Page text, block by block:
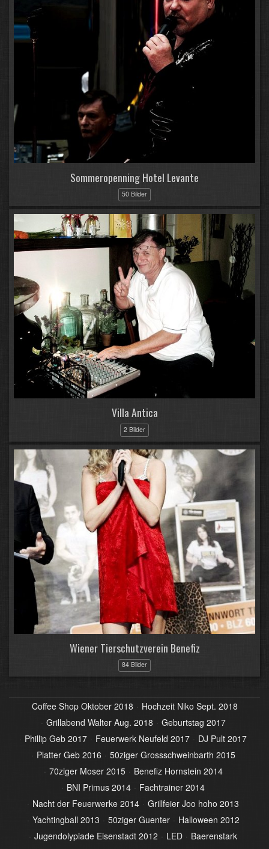
Sommeropenning Hotel Levante
50 Bilder
Villa Antica
2 Bilder
Wiener Tierschutzverein Benefiz
84 Bilder
Coffee Shop Oktober 2018
Hochzeit Niko Sept. 2018
Grillabend Walter Aug. 2018
Geburtstag 2017
Phillip Geb 2017
Feuerwerk Neufeld 2017
DJ Pult 2017
Platter Geb 2016
50ziger Grossschweinbarth 2015
70ziger Moser 2015
Benefiz Hornstein 2014
BNI Primus 2014
Fachtrainer 2014
Nacht der Feuerwerke 2014
Grillfeier Joo hoho 2013
Yachtingball 2013
50ziger Guenter
Halloween 2012
Jugendolypiade Eisenstadt 2012
LED
Baerenstark